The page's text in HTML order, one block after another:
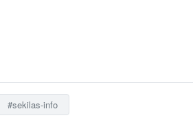
#sekilas-info